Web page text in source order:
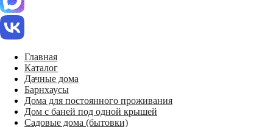
Главная
Каталог
Дачные дома
Барнхаусы
Дома для постоянного проживания
Дом с баней под одной крышей
Садовые дома (бытовки)